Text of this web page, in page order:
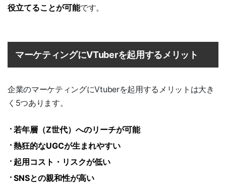
役立てることが可能です。
マーケティングにVTuberを起用するメリット
企業のマーケティングにVtuberを起用するメリットは大き
く5つあります。
若年層（Z世代）へのリーチが可能
熱狂的なUGCが生まれやすい
起用コスト・リスクが低い
SNSとの親和性が高い